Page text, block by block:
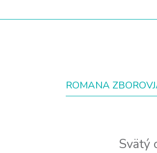
ROMANA
Svätý